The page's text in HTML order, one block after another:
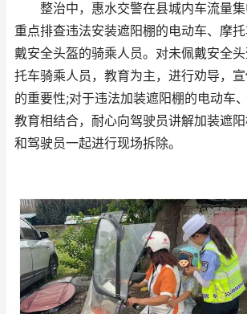
整治中，惠水交警在县城内车流量集
重点排查违法安装遮阳棚的电动车、摩
戴安全头盔的骑乘人员。对未佩戴安全
托车骑乘人员，教育为主，进行劝导，
的重要性;对于违法加装遮阳棚的电动车
教育相结合，耐心向驾驶员讲解加装遮
和驾驶员一起进行现场拆除。